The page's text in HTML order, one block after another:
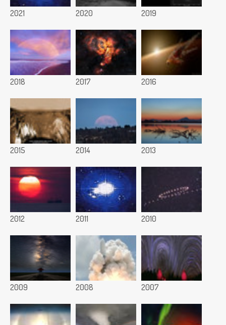
2021 2020 2019
2018 2017 2016
2015 2014 2013
2012 2011 2010
2009 2008 2007